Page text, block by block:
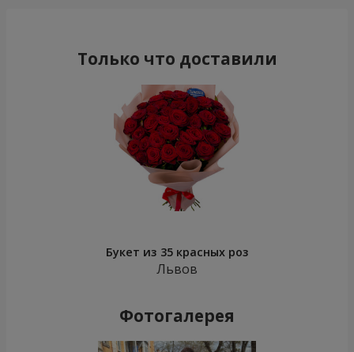
Только что доставили
Букет из 35 красных роз
Львов
Фотогалерея